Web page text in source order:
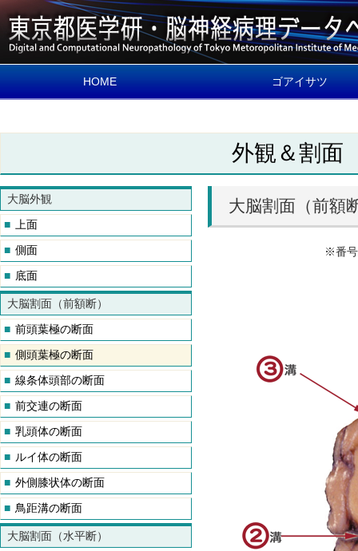
HOME ゴアイサツ
中枢神経・マクロ
名称と細胞の見方
データベースの概要
外観＆割面
大脳外観
■
上面
■ 側面
■ 底面
大脳割面（前額断）
■ 前頭葉極の断面
■ 側頭葉極の断面
■ 線条体頭部の断面
■ 前交連の断面
■ 乳頭体の断面
■ ルイ体の断面
■ 外側膝状体の断面
■ 鳥距溝の断面
大脳割面（水平断）
大脳割面（前額
※番号